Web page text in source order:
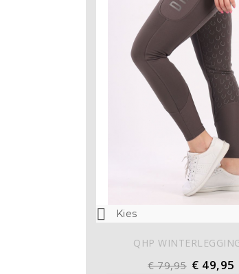
 Kies
QHP
€ 79,95 € 49,95